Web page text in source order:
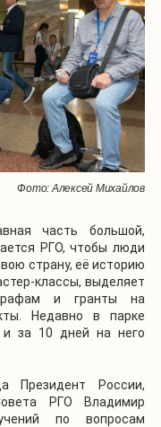
Фото: Алексей Михайлов
часть большой,
РГО, чтобы люди
страну, её историю
классы, выделяет
и гранты на
Недавно в парке
за 10 дней на него
Президент России,
РГО Владимир
по вопросам